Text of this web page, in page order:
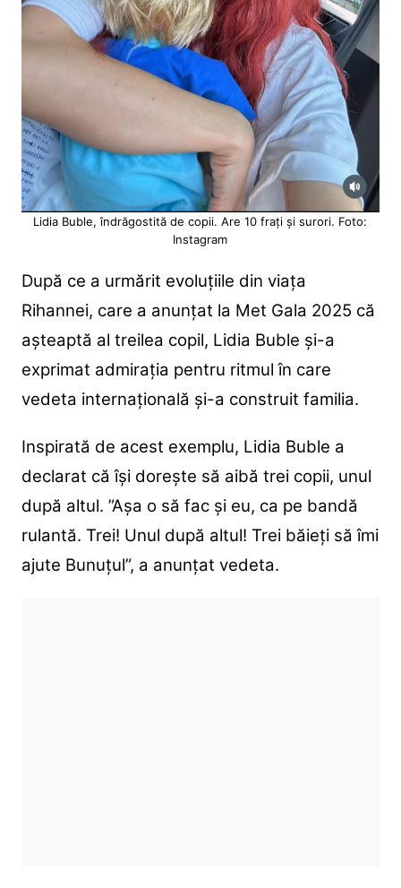
Lidia Buble, îndrăgostită de copii. Are 10 frați și surori. Foto:
Instagram
După ce a urmărit evoluțiile din viața
Rihannei, care a anunțat la Met Gala 2025 că
așteaptă al treilea copil, Lidia Buble și-a
exprimat admirația pentru ritmul în care
vedeta internațională și-a construit familia.
Inspirată de acest exemplu, Lidia Buble a
declarat că își dorește să aibă trei copii, unul
după altul. ”Așa o să fac și eu, ca pe bandă
rulantă. Trei! Unul după altul! Trei băieți să îmi
ajute Bunuțul”, a anunțat vedeta.